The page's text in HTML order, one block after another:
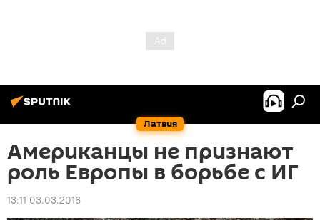
Латвия
Американцы не признают
роль Европы в борьбе с ИГ
13:11 03.03.2016